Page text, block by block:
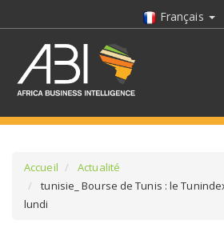
Français
Accueil
Actualité
tunisie_ Bourse de Tunis : le
lundi